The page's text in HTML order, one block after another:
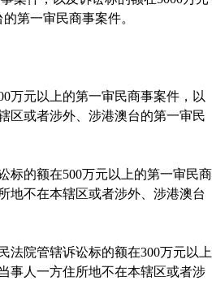
第一审民商事案件。
万元以上的第一审民商事案件，以
区或者涉外、涉港澳台的第一审民
标的额在500万元以上的第一审民商
地不在本辖区或者涉外、涉港澳台
法院管辖诉讼标的额在300万元以上
事人一方住所地不在本辖区或者涉